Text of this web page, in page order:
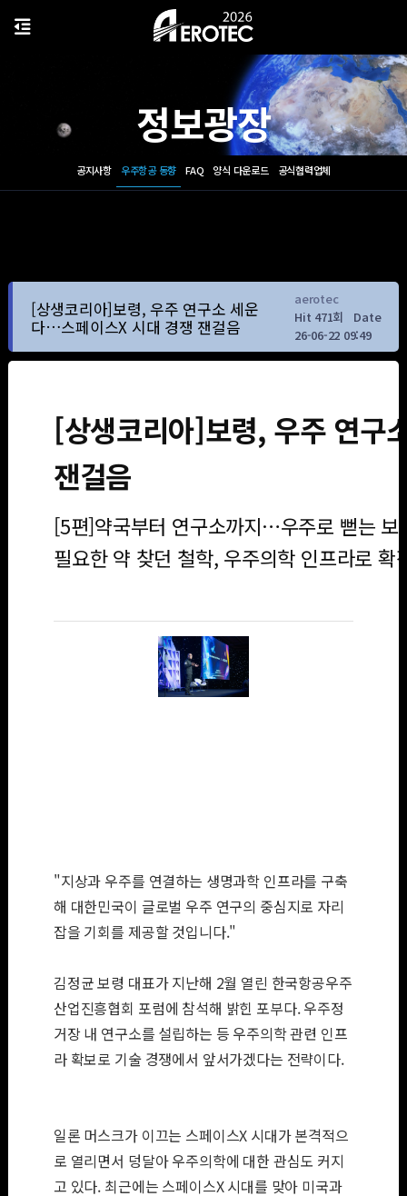
정보광장
공지사항 우주항공 동향 FAQ 양식 다운로드 공식협력업체
[상생코리아]보령, 우주 연구소 세운
다…스페이스X 시대 경쟁 잰걸음
aerotec
Hit 471회
Date
26-06-22 09:49
[상생코리아]보령, 우주 연구
잰걸음
[5편]약국부터 연구소까지…우주로 뻗는 보
필요한 약 찾던 철학, 우주의학 인프라로 확
"지상과 우주를 연결하는 생명과학 인프라를 구축
해 대한민국이 글로벌 우주 연구의 중심지로 자리
잡을 기회를 제공할 것입니다."
김정균 보령 대표가 지난해 2월 열린 한국항공우주
산업진흥협회 포럼에 참석해 밝힌 포부다. 우주정
거장 내 연구소를 설립하는 등 우주의학 관련 인프
라 확보로 기술 경쟁에서 앞서가겠다는 전략이다.
일론 머스크가 이끄는 스페이스X 시대가 본격적으
로 열리면서 덩달아 우주의학에 대한 관심도 커지
고 있다. 최근에는 스페이스X 시대를 맞아 미국과